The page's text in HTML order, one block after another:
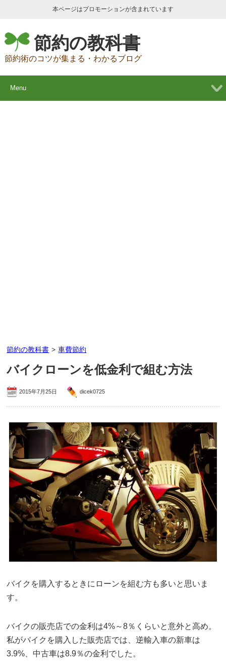
本ページはプロモーションが含まれています
節約の教科書
節約術のコツが集まる・わかるブログ
Menu
節約の教科書 > 車費節約
バイクローンを低金利で組む方法
2015年7月25日 dicek0725
バイクを購入するときにローンを組む方も多いと思いま
す。
バイクの販売店での金利は4%～8％くらいと意外と高め。
私がバイクを購入した販売店では、逆輸入車の新車は
3.9%、中古車は8.9％の金利でした。